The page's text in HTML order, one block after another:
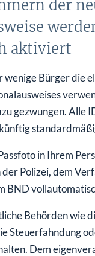
der
aktiviert
wenige Bürger die
gezwungen. Alle
in Ihrem
Polizei, dem
BND
Behörden wie
Steuerfahndung
Dem